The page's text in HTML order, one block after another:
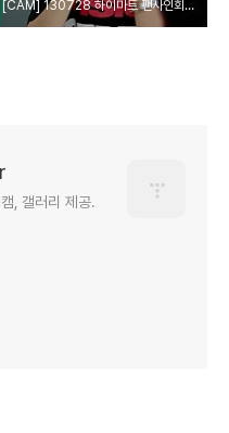
[CAM] 130728 하이마트 팬사인회 - 베스티 by W
, 갤러리 제공.